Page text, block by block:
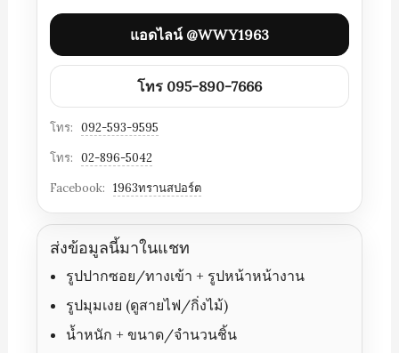
แอดไลน์ @WWY1963
โทร 095-890-7666
โทร: 092-593-9595
โทร: 02-896-5042
Facebook: 1963ทรานสปอร์ต
ส่งข้อมูลนี้มาในแชท
รูปปากซอย/ทางเข้า + รูปหน้าหน้างาน
รูปมุมเงย (ดูสายไฟ/กิ่งไม้)
น้ำหนัก + ขนาด/จำนวนชิ้น